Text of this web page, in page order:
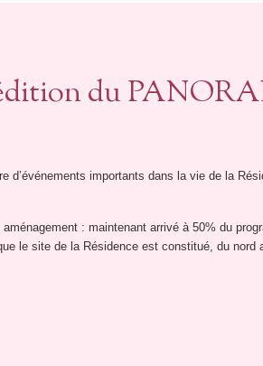
du
d’événements importants dans la vie de la
: maintenant arrivé à 50% du
le site de la Résidence est constitué, du nord